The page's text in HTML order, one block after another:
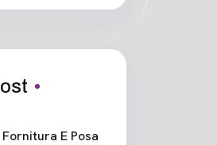
Fornitura E Posa